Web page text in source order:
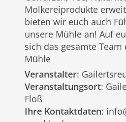
Molkereiprodukte
bieten wir euch auch
unsere Mühle an! Auf
sich das gesamte
Mühle
Veranstalter:
Veranstaltungsort:
Floß
Ihre Kontaktdaten: